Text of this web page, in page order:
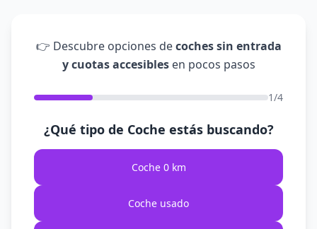
👉 Descubre opciones decoches sin entrada
y cuotas accesiblesen pocos pasos
1/4
¿Qué tipo de Coche estás buscando?
Coche 0 km
Coche usado